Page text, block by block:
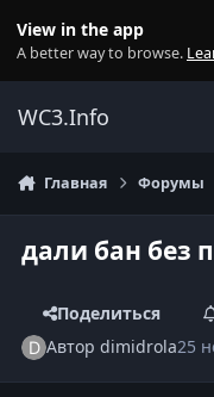
View in the app
A better way to browse.
WC3.Info
Главная Форумы
дали бан без
Поделиться
Авторdimidrola25